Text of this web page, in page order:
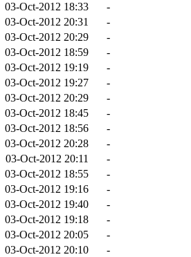
03-Oct-2012 18:33
-
03-Oct-2012 20:31
-
03-Oct-2012 20:29
-
03-Oct-2012 18:59
-
03-Oct-2012 19:19
-
03-Oct-2012 19:27
-
03-Oct-2012 20:29
-
03-Oct-2012 18:45
-
03-Oct-2012 18:56
-
03-Oct-2012 20:28
-
03-Oct-2012 20:11
-
03-Oct-2012 18:55
-
03-Oct-2012 19:16
-
03-Oct-2012 19:40
-
03-Oct-2012 19:18
-
03-Oct-2012 20:05
-
03-Oct-2012 20:10
-